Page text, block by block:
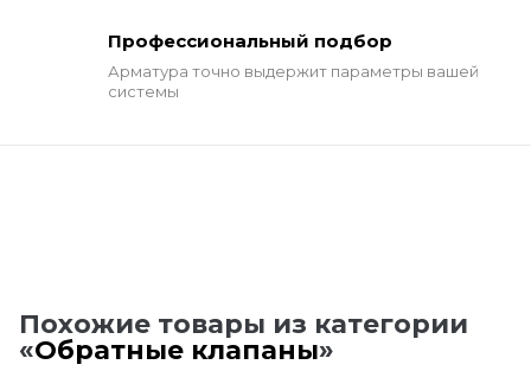
Профессиональный подбор
Арматура точно выдержит параметры вашей
системы
Похожие товары из категории
«Обратные клапаны»